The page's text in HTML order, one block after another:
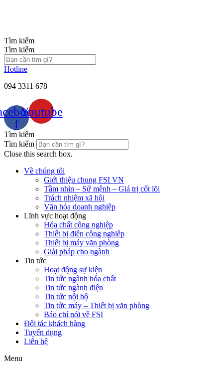
Tìm kiếm
Tìm kiếm
Hotline
094 3311 678
f
Youtube
Tìm kiếm
Tìm kiếm
Close this search box.
Về chúng tôi
Giới thiệu chung FSI VN
Tầm nhìn – Sứ mệnh – Giá trị cốt lõi
Trách nhiệm xã hội
Văn hóa doanh nghiệp
Lĩnh vực hoạt động
Hóa chất công nghiệp
Thiết bị điện công nghiêp
Thiết bị máy văn phòng
Giải pháp cho ngành
Tin tức
Hoạt động sự kiện
Tin tức ngành hóa chất
Tin tức ngành điện
Tin tức nội bộ
Tin tức máy – Thiết bị văn phòng
Báo chí nói về FSI
Đối tác khách hàng
Tuyển dụng
Liên hệ
Menu